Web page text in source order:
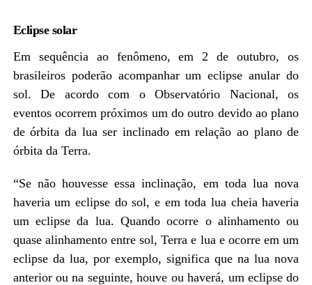
Eclipse solar
Em sequência ao fenômeno, em 2 de outubro, os
brasileiros poderão acompanhar um eclipse anular do
sol. De acordo com o Observatório Nacional, os
eventos ocorrem próximos um do outro devido ao plano
de órbita da lua ser inclinado em relação ao plano de
órbita da Terra.
“Se não houvesse essa inclinação, em toda lua nova
haveria um eclipse do sol, e em toda lua cheia haveria
um eclipse da lua. Quando ocorre o alinhamento ou
quase alinhamento entre sol, Terra e lua e ocorre em um
eclipse da lua, por exemplo, significa que na lua nova
anterior ou na seguinte, houve ou haverá, um eclipse do